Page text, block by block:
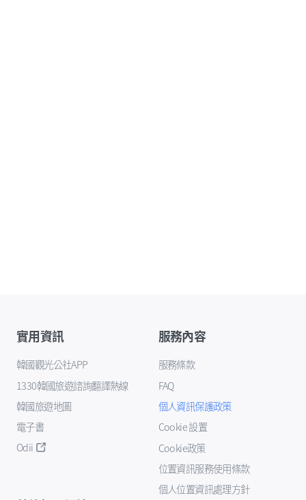
實用資訊
韓國觀光公社APP
1330韓國旅遊諮詢翻譯熱線
韓國旅遊地圖
電子書
Odii
服務內容
服務條款
FAQ
個人資訊保護政策
Cookie 設置
Cookie政策
位置資訊服務使用條款
個人位置資訊處理方針